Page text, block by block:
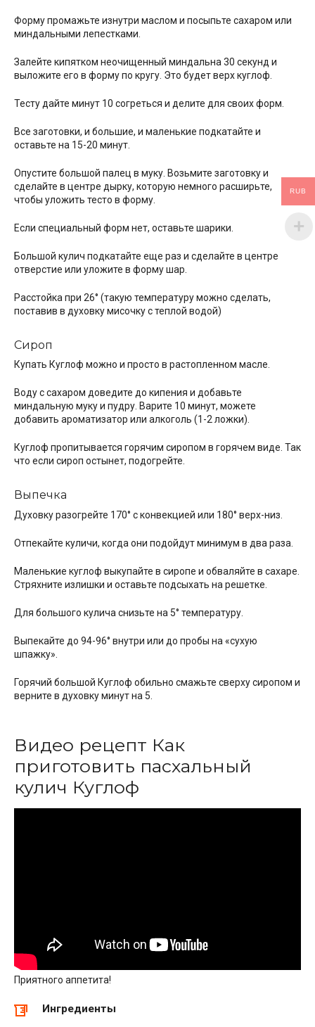
Форму промажьте изнутри маслом и посыпьте сахаром или
миндальными лепестками.
Залейте кипятком неочищенный миндальна 30 секунд и
выложите его в форму по кругу. Это будет верх куглоф.
Тесту дайте минут 10 согреться и делите для своих форм.
Все заготовки, и большие, и маленькие подкатайте и
оставьте на 15-20 минут.
Опустите большой палец в муку. Возьмите заготовку и
сделайте в центре дырку, которую немного расширьте,
чтобы уложить тесто в форму.
Если специальный форм нет, оставьте шарики.
Большой кулич подкатайте еще раз и сделайте в центре
отверстие или уложите в форму шар.
Расстойка при 26° (такую температуру можно сделать,
поставив в духовку мисочку с теплой водой)
Сироп
Купать Куглоф можно и просто в растопленном масле.
Воду с сахаром доведите до кипения и добавьте
миндальную муку и пудру. Варите 10 минут, можете
добавить ароматизатор или алкоголь (1-2 ложки).
Куглоф пропитывается горячим сиропом в горячем виде. Так
что если сироп остынет, подогрейте.
Выпечка
Духовку разогрейте 170° с конвекцией или 180° верх-низ.
Отпекайте куличи, когда они подойдут минимум в два раза.
Маленькие куглоф выкупайте в сиропе и обваляйте в сахаре.
Стряхните излишки и оставьте подсыхать на решетке.
Для большого кулича снизьте на 5° температуру.
Выпекайте до 94-96° внутри или до пробы на «сухую
шпажку».
Горячий большой Куглоф обильно смажьте сверху сиропом и
верните в духовку минут на 5.
Видео рецепт Как
приготовить пасхальный
кулич Куглоф
Приятного аппетита!
Ингредиенты
RUB